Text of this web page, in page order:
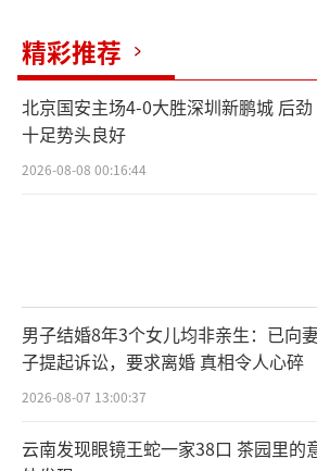
精彩推荐
北京国安主场4-0大胜深圳新鹏城 后劲
十足势头良好
2026-08-08 00:16:44
男子结婚8年3个女儿均非亲生：已向
子提起诉讼，要求离婚 真相令人心碎
2026-08-07 13:00:37
云南发现眼镜王蛇一家38口 茶园里的